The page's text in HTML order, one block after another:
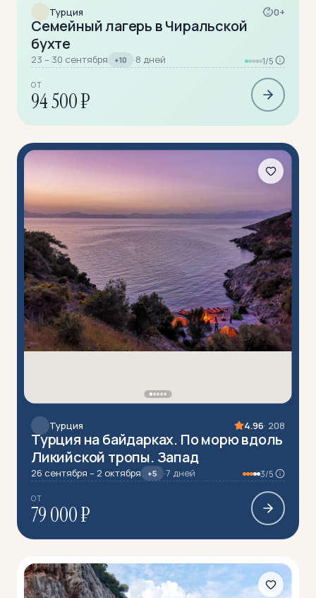
Турция 0+
Семейный лагерь в Чиральской
бухте
23 – 30 сентября +10 ·8 дней 1/5
ОТ
94 500 ₽
Турция 4.96· 208
Турция на байдарках. По морю вдоль
Ликийской тропы. Запад
26 сентября – 2 октября +5 ·7 дней 3/5
ОТ
79 000 ₽